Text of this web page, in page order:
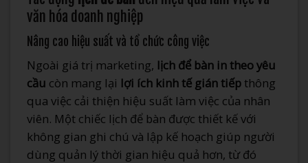
văn hóa doanh nghiệp
Nâng cao hiệu suất và tổ chức công việc
Ngoài giá trị marketing, lịch để bàn in theo yêu
cầu còn mang lại lợi ích kinh tế gián tiếp thông
qua việc cải thiện hiệu suất làm việc của nhân
viên. Một chiếc lịch để bàn được thiết kế với
không gian ghi chú và lập kế hoạch giúp người
dùng quản lý thời gian hiệu quả hơn, từ đó